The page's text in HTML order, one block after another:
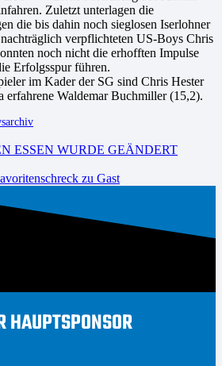
Zuletzt unterlagen die
die bis dahin noch sieglosen Iserlohner
verpflichteten US-Boys Chris
noch nicht die erhofften Impulse
Erfolgsspur führen.
im Kader der SG sind Chris Hester
erfahrene Waldemar Buchmiller (15,2).
ESSEN WURDE GEÄNDERT
zu Gast
HAUPTSPONSOR